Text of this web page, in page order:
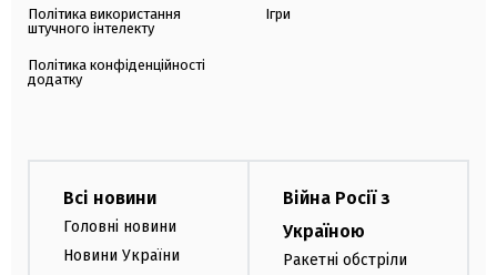
Політика використання
штучного інтелекту
Політика конфіденційності
додатку
Ігри
Всі новини
Головні новини
Новини України
Війна Росії з
Україною
Ракетні обстріли